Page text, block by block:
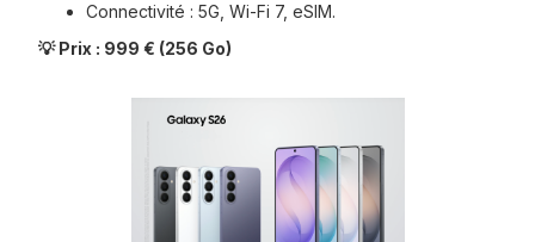
Connectivité : 5G, Wi-Fi 7, eSIM.
💡 Prix : 999 € (256 Go)